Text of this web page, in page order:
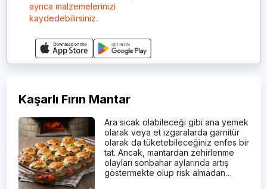
ayrıca malzemelerinizi
kaydedebilirsiniz.
Kaşarlı Fırın Mantar
Ara sıcak olabileceği gibi ana yemek
olarak veya et ızgaralarda garnitür
olarak da tüketebileceğiniz enfes bir
tat. Ancak, mantardan zehirlenme
olayları sonbahar aylarında artış
göstermekte olup risk almadan…